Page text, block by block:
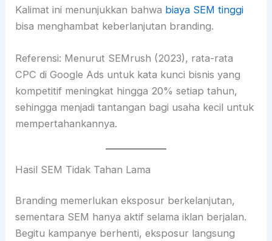
Kalimat ini menunjukkan bahwa biaya SEM tinggi
bisa menghambat keberlanjutan branding.
Referensi: Menurut SEMrush (2023), rata-rata
CPC di Google Ads untuk kata kunci bisnis yang
kompetitif meningkat hingga 20% setiap tahun,
sehingga menjadi tantangan bagi usaha kecil untuk
mempertahankannya.
Hasil SEM Tidak Tahan Lama
Branding memerlukan eksposur berkelanjutan,
sementara SEM hanya aktif selama iklan berjalan.
Begitu kampanye berhenti, eksposur langsung